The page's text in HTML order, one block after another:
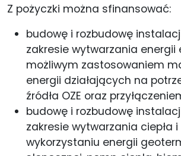
Z pożyczki można sfinansować:
budowę i rozbudowę
zakresie wytwarzania energii
możliwym zastosowaniem
energii działających na
źródła OZE oraz
budowę i rozbudowę
zakresie wytwarzania ciepła i
wykorzystaniu energii